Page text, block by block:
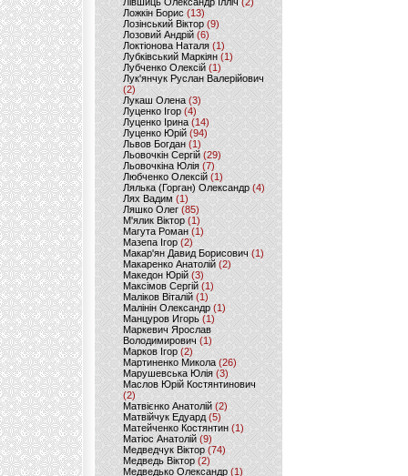
Ложкін Борис(13)
Лозінський Віктор(9)
Лозовий Андрій (6)
Локтіонова Наталя (1)
Лубківський Маркіян(1)
Лубченко Олексій (1)
Лук'янчук Руслан Валерійович
(2)
Лукаш Олена (3)
Луценко Ігор (4)
Луценко Ірина (14)
Луценко Юрій (94)
Львов Богдан (1)
Льовочкін Сергій (29)
Льовочкіна Юлія(7)
Любченко Олексій(1)
Лялька (Горган) Олександр(4)
Лях Вадим (1)
Ляшко Олег (85)
М'ялик Віктор(1)
Магута Роман(1)
Мазепа Ігор (2)
Макар'ян Давид Борисович(1)
Макаренко Анатолій (2)
Македон Юрій(3)
Максімов Сергій (1)
Маліков Віталій (1)
Малінін Олександр (1)
Манцуров Игорь (1)
Маркевич Ярослав
Володимирович (1)
Марков Ігор (2)
Мартиненко Микола (26)
Марушевська Юлія (3)
Маслов Юрій Костянтинович
(2)
Матвієнко Анатолій (2)
Матвійчук Едуард(5)
Матейченко Костянтин (1)
Матіос Анатолій (9)
Медведчук Віктор(74)
Медведь Віктор (2)
Медведько Олександр (1)